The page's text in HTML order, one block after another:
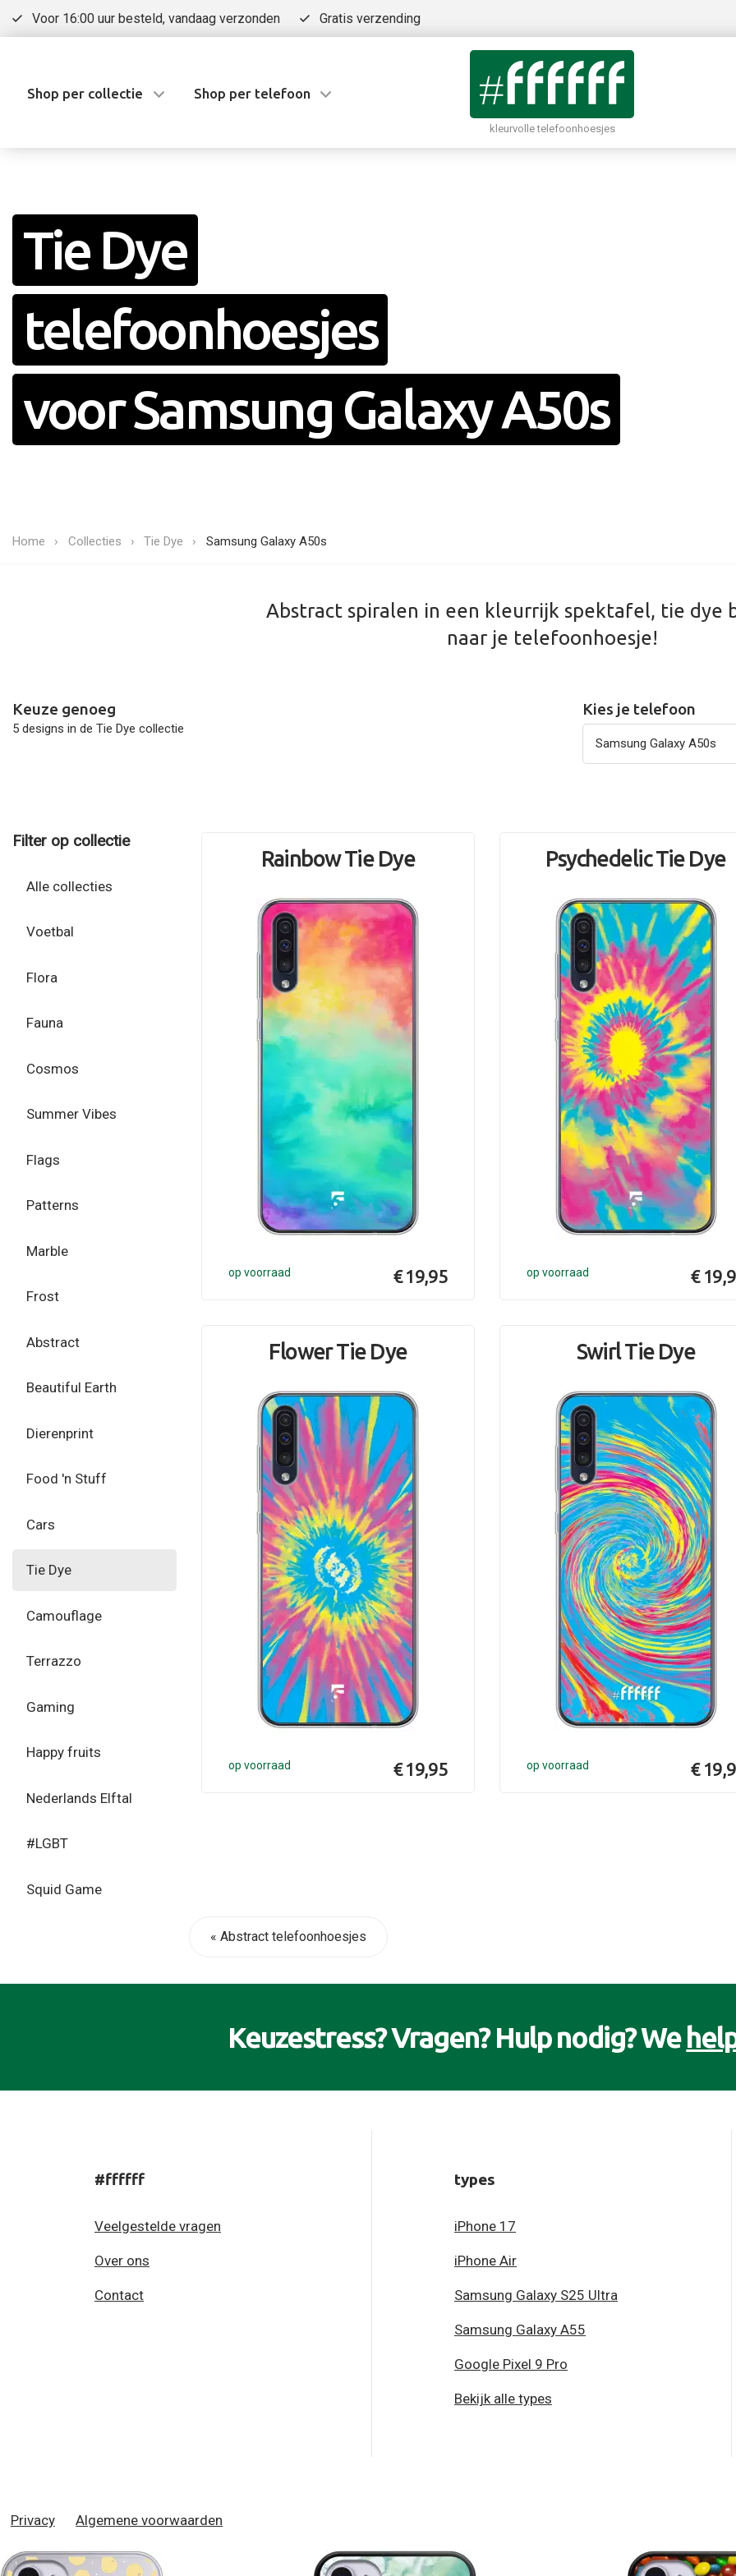
Voor 16:00 uur besteld, vandaag verzonden Gratis verzending
Shop per collectie Shop per telefoon
kleurvolle telefoonhoesjes
Tie Dye
telefoonhoesjes
voor Samsung Galaxy A50s
Home Collecties Tie Dye Samsung Galaxy A50s
Abstract spiralen in een kleurrijk spektafel, tie dye
naar je telefoonhoesje!
Keuze genoeg
5 designs in de Tie Dye collectie
Kies je telefoon
Filter op collectie
Alle collecties
Voetbal
Flora
Fauna
Cosmos
Summer Vibes
Flags
Patterns
Marble
Frost
Abstract
Beautiful Earth
Dierenprint
Food 'n Stuff
Cars
Tie Dye
Camouflage
Terrazzo
Gaming
Happy fruits
Nederlands Elftal
#LGBT
Squid Game
Rainbow Tie Dye
op voorraad € 19,95
Psychedelic Tie Dye
op voorraad €
Flower Tie Dye
op voorraad € 19,95
Swirl Tie Dye
op voorraad €
« Abstract telefoonhoesjes
Keuzestress? Vragen? Hulp nodig? We
#ffffff
Veelgestelde vragen
Over ons
Contact
types
iPhone 17
iPhone Air
Samsung Galaxy S25 Ultra
Samsung Galaxy A55
Google Pixel 9 Pro
Bekijk alle types
Privacy Algemene voorwaarden